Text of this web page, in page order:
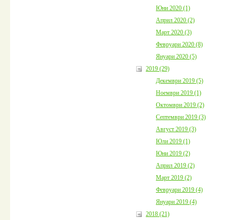
Юни 2020 (1)
Април 2020 (2)
Март 2020 (3)
Февруари 2020 (8)
Януари 2020 (5)
2019 (29)
Декември 2019 (5)
Ноември 2019 (1)
Октомври 2019 (2)
Септември 2019 (3)
Август 2019 (3)
Юли 2019 (1)
Юни 2019 (2)
Април 2019 (2)
Март 2019 (2)
Февруари 2019 (4)
Януари 2019 (4)
2018 (21)